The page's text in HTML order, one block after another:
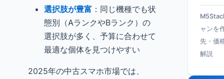
選択肢が豊富 ：同じ機種でも状
態別（AランクやBランク）の
選択肢が多く、予算に合わせて
最適な個体を見つけやすい
2025年の中古スマホ市場では、
ャンを
先・価
解説